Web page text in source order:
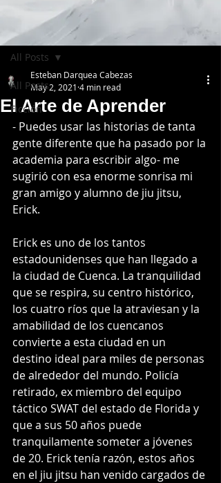
All Posts
Ficción
All Posts
El Arte de Aprender
Esteban Darquea Cabezas
May 2, 2021 4 min read
- Puedes usar las historias de tanta
gente diferente que ha pasado por la
academia para escribir algo- me
sugirió con esa enorme sonrisa mi
gran amigo y alumno de jiu jitsu,
Erick.
Erick es uno de los tantos
estadounidenses que han llegado a
la ciudad de Cuenca. La tranquilidad
que se respira, su centro histórico,
los cuatro ríos que la atraviesan y la
amabilidad de los cuencanos
convierte a esta ciudad en un
destino ideal para miles de personas
de alrededor del mundo. Policía
retirado, ex miembro del equipo
táctico SWAT del estado de Florida y
que a sus 50 años puede
tranquilamente someter a jóvenes
de 20. Erick tenía razón, estos años
en el jiu jitsu han venido cargados de